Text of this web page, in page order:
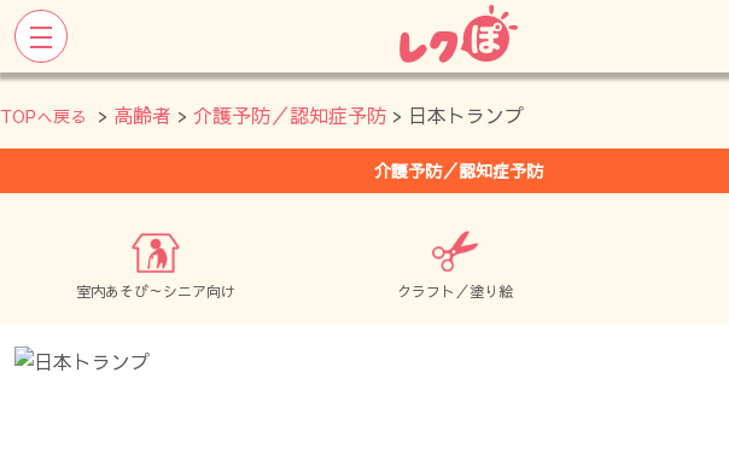
TOPへ戻る > 高齢者 > 介護予防／認知症予防 > 日本トランプ
介護予防／認知症予防
室内あそび～シニア向け クラフト／塗り絵